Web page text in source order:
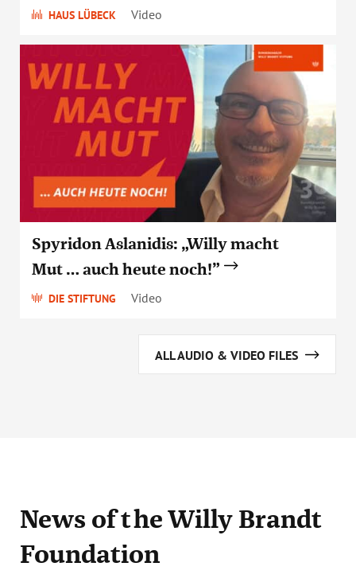
HAUS LÜBECK Video
Spyridon Aslanidis: „Willy macht
Mut … auch heute noch!”
DIE STIFTUNG Video
ALL AUDIO & VIDEO FILES
News of the Willy Brandt
Foundation